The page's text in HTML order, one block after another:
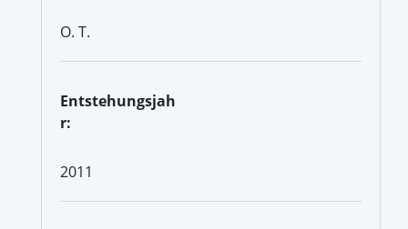
O. T.
Entstehungsjah
r:
2011